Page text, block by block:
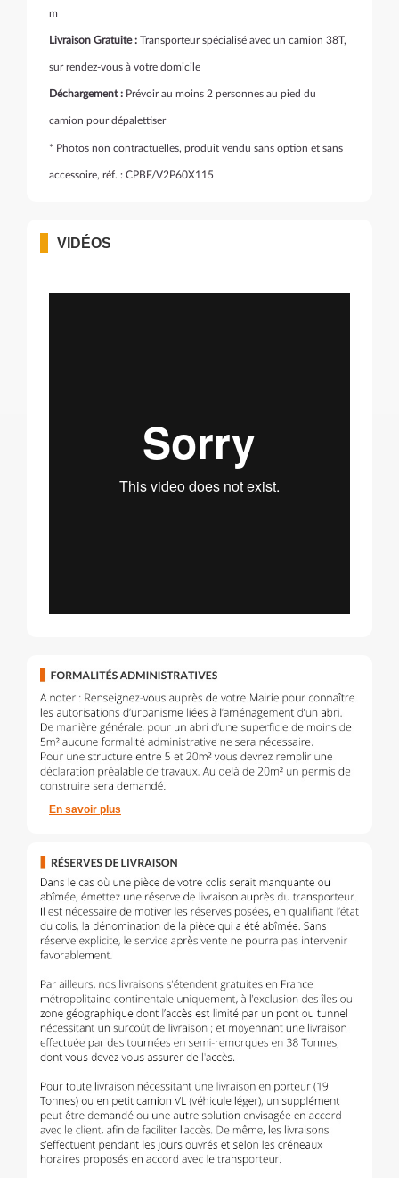
m
Livraison Gratuite : Transporteur spécialisé avec un camion 38T,
sur rendez-vous à votre domicile
Déchargement : Prévoir au moins 2 personnes au pied du
camion pour dépalettiser
* Photos non contractuelles, produit vendu sans option et sans
accessoire, réf. : CPBF/V2P60X115
VIDÉOS
En savoir plus